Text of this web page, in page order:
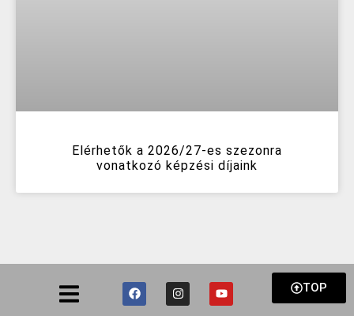
Elérhetők a 2026/27-es szezonra
vonatkozó képzési díjaink
TOP